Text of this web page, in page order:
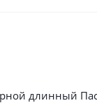
длинный